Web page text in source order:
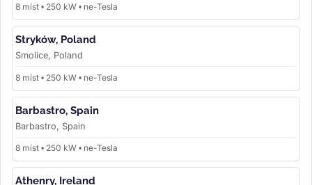
8 míst • 250 kW • ne-Tesla
Stryków, Poland
Smolice, Poland
8 míst • 250 kW • ne-Tesla
Barbastro, Spain
Barbastro, Spain
8 míst • 250 kW • ne-Tesla
Athenry, Ireland